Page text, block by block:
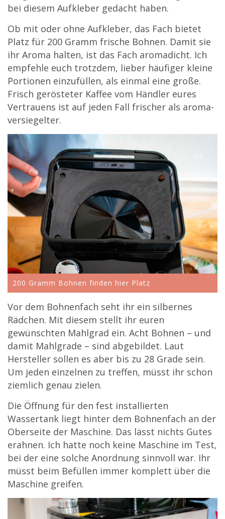
bei diesem Aufkleber gedacht haben.
Ob mit oder ohne Aufkleber, das Fach bietet
Platz für 200 Gramm frische Bohnen. Damit sie
ihr Aroma halten, ist das Fach aromadicht. Ich
empfehle euch trotzdem, lieber häufiger kleine
Portionen einzufüllen, als einmal eine große.
Frisch gerösteter Kaffee vom Händler eures
Vertrauens ist auf jeden Fall frischer als aroma-
versiegelter.
200 Gramm Bohnen finden hier Platz
Vor dem Bohnenfach seht ihr ein silbernes
Rädchen. Mit diesem stellt ihr euren
gewünschten Mahlgrad ein. Acht Bohnen – und
damit Mahlgrade – sind abgebildet. Laut
Hersteller sollen es aber bis zu 28 Grade sein.
Um jeden einzelnen zu treffen, müsst ihr schon
ziemlich genau zielen.
Die Öffnung für den fest installierten
Wassertank liegt hinter dem Bohnenfach an der
Oberseite der Maschine. Das lässt nichts Gutes
erahnen. Ich hatte noch keine Maschine im Test,
bei der eine solche Anordnung sinnvoll war. Ihr
müsst beim Befüllen immer komplett über die
Maschine greifen.